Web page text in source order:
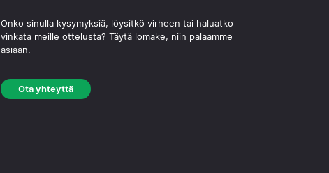
Onko sinulla kysymyksiä, löysitkö virheen tai haluatko
vinkata meille ottelusta? Täytä lomake, niin palaamme
asiaan.
Ota yhteyttä